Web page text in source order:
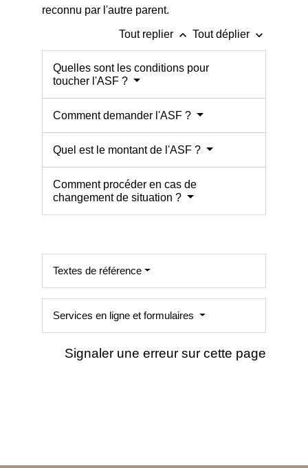
reconnu par l'autre parent.
Tout replier keyboard_arrow_up Tout déplier keyboard_arrow_down
Quelles sont les conditions pour
toucher l'ASF ?
Comment demander l'ASF ?
Quel est le montant de l'ASF ?
Comment procéder en cas de
changement de situation ?
Textes de référence
Services en ligne et formulaires
Signaler une erreur sur cette page